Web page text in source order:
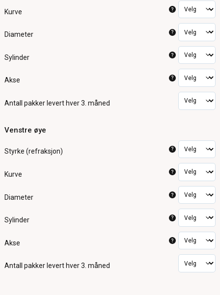
Kurve ?
Diameter ?
Sylinder ?
Akse ?
Antall pakker levert hver 3. måned
Venstre øye
Styrke (refraksjon) ?
Kurve ?
Diameter ?
Sylinder ?
Akse ?
Antall pakker levert hver 3. måned